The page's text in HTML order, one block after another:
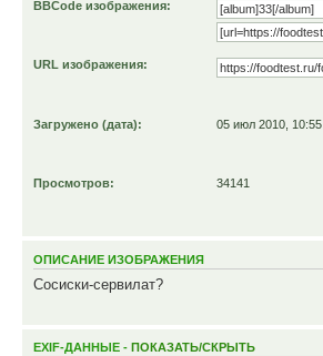
BBCode изображения:
URL изображения:
Загружено (дата): 05 июл 2010, 10:55
Просмотров: 34141
ОПИСАНИЕ ИЗОБРАЖЕНИЯ
Сосиски-сервилат?
EXIF-ДАННЫЕ - ПОКАЗАТЬ/СКРЫТЬ